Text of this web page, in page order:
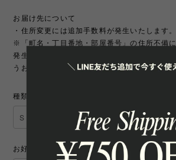
お届け先について
・住所変更には追加手数料が発生いたします。
※「町名・丁目番地・部屋番号」の住所不備
発生しております。宛先を十分にご確認の上
うお願いいたします。
種類
お好きなカラーを2つ選択